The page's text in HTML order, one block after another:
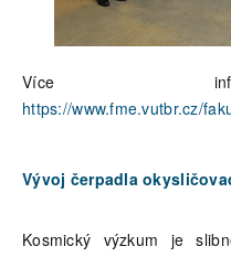
Více
https://www.fme.vutbr.cz/
Vývoj čerpadla
Kosmický výzkum je